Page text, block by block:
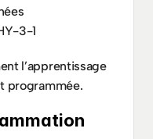
3-1
l’apprentissage
programmée.